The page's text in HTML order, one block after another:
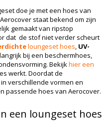
doe je met een hoes van
staat bekend om zijn
gemaakt van ripstop
dat de stof niet verder scheurt
loungeset hoes, UV-
bij een beschermhoes,
Bekijkhier een
werkt. Doordat de
verschillende vormen en
passende hoes van Aerocover.
een loungeset hoes